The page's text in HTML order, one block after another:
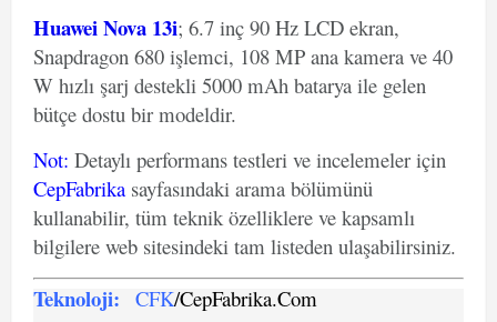
Huawei Nova 13i; 6.7 inç 90 Hz LCD ekran,
Snapdragon 680 işlemci, 108 MP ana kamera ve 40
W hızlı şarj destekli 5000 mAh batarya ile gelen
bütçe dostu bir modeldir.
Not: Detaylı performans testleri ve incelemeler için
CepFabrika sayfasındaki arama bölümünü
kullanabilir, tüm teknik özelliklere ve kapsamlı
bilgilere web sitesindeki tam listeden ulaşabilirsiniz.
Teknoloji: CFK/CepFabrika.Com